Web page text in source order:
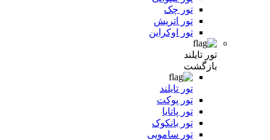
تور چک
تور اتریش
تور اوکراین
تور تایلند
بازگشت
تور تایلند
تور پوکت
تور پاتایا
تور بانکوک
تور سامویی